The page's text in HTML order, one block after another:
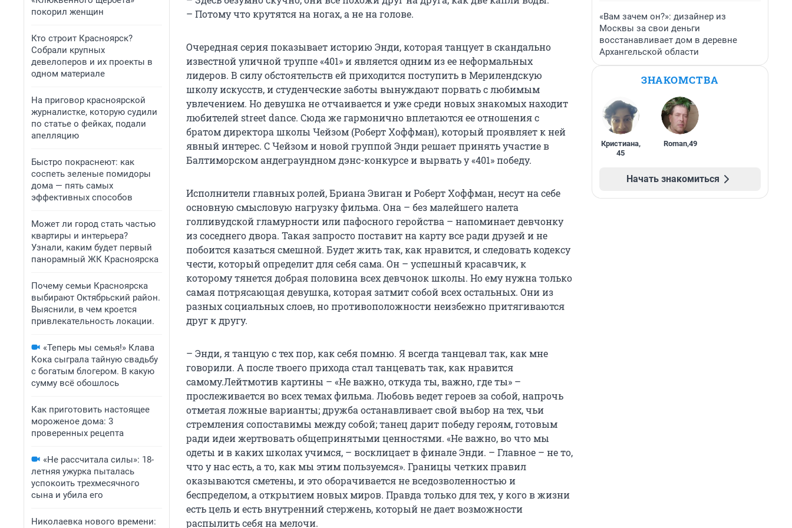
покорил женщин
Кто строит Красноярск?
Собрали крупных
девелоперов и их проекты в
одном материале
На приговор красноярской
журналистке, которую судили
по статье о фейках, подали
апелляцию
Быстро покраснеют: как
соспеть зеленые помидоры
дома — пять самых
эффективных способов
Может ли город стать частью
квартиры и интерьера?
Узнали, каким будет первый
панорамный ЖК Красноярска
Почему семьи Красноярска
выбирают Октябрьский район.
Выяснили, в чем кроется
привлекательность локации.
«Теперь мы семья!» Клава
Кока сыграла тайную свадьбу
с богатым блогером. В какую
сумму всё обошлось
Как приготовить настоящее
мороженое дома: 3
проверенных рецепта
«Не рассчитала силы»: 18-
летняя ужурка пыталась
успокоить трехмесячного
сына и убила его
Николаевка нового времени:
– Потому что крутятся на ногах, а не на голове.
Очередная серия показывает историю Энди, которая танцует в скандально
известной уличной труппе «401» и является одним из ее неформальных
лидеров. В силу обстоятельств ей приходится поступить в Мерилендскую
школу искусств, и студенческие заботы вынуждают порвать с любимым
увлечением. Но девушка не отчаивается и уже среди новых знакомых находит
любителей street dance. Сюда же гармонично вплетаются ее отношения с
братом директора школы Чейзом (Роберт Хоффман), который проявляет к ней
явный интерес. С Чейзом и новой группой Энди решает принять участие в
Балтиморском андеграундном дэнс-конкурсе и вырвать у «401» победу.
Исполнители главных ролей, Бриана Эвиган и Роберт Хоффман, несут на себе
основную смысловую нагрузку фильма. Она – без малейшего налета
голливудской гламурности или пафосного геройства – напоминает девчонку
из соседнего двора. Такая запросто поставит на карту все ради друзей и не
побоится казаться смешной. Будет жить так, как нравится, и следовать кодексу
чести, который определит для себя сама. Он – успешный красавчик, к
которому тянется добрая половина всех девчонок школы. Но ему нужна только
самая потрясающая девушка, которая затмит собой всех остальных. Они из
разных социальных слоев, но противоположности неизбежно притягиваются
друг к другу.
– Энди, я танцую с тех пор, как себя помню. Я всегда танцевал так, как мне
говорили. А после твоего прихода стал танцевать так, как нравится
самому.Лейтмотив картины – «Не важно, откуда ты, важно, где ты» –
прослеживается во всех темах фильма. Любовь ведет героев за собой, напрочь
отметая ложные варианты; дружба останавливает свой выбор на тех, чьи
стремления сопоставимы между собой; танец дарит победу героям, готовым
ради идеи жертвовать общепринятыми ценностями. «Не важно, во что мы
одеты и в каких школах учимся, – восклицает в финале Энди. – Главное – не то,
что у нас есть, а то, как мы этим пользуемся». Границы четких правил
оказываются сметены, и это оборачивается не вседозволенностью и
беспределом, а открытием новых миров. Правда только для тех, у кого в жизни
есть цель и есть внутренний стержень, который не дает возможности
распылить себя на мелочи.
«Вам зачем он?»: дизайнер из
Москвы за свои деньги
восстанавливает дом в деревне
Архангельской области
ЗНАКОМСТВА
Кристиана,
45
Roman,49
Начать знакомиться